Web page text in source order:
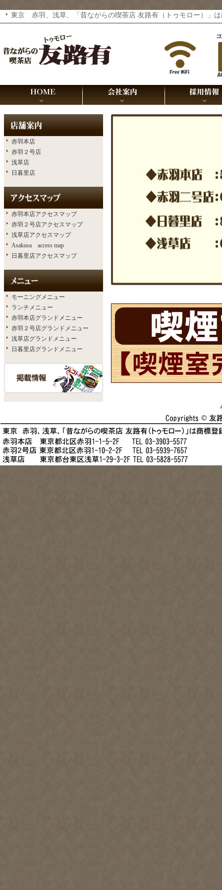
東京 赤羽、浅草、「昔ながらの喫茶店 友路有（トゥモロー）」は
赤羽本店
赤羽２号店
浅草店
日暮里店
赤羽本店アクセスマップ
赤羽２号店アクセスマップ
浅草店アクセスマップ
Asakusa access map
日暮里店アクセスマップ
モーニングメニュー
ランチメニュー
赤羽本店グランドメニュー
赤羽２号店グランドメニュー
浅草店グランドメニュー
日暮里店グランドメニュー